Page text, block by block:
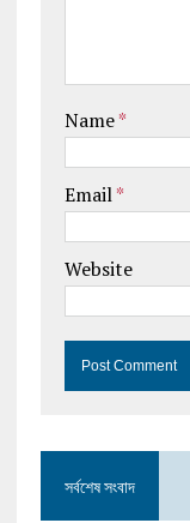
Name*
Email*
Website
সর্বশেষ সংবাদ